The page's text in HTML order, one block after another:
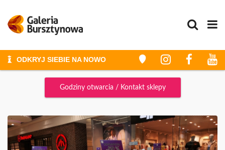
ODKRYJ SIEBIE NA NOWO
STYLIZACJE I METAMORFOZY
ZAKUPY ZE STYLISTKĄZAKUPY
GALERIA
PROMOCJE
Godziny otwarcia / Kontakt sklepy